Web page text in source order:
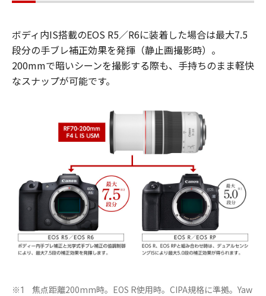
ボディ内IS搭載のEOS R5／R6に装着した場合は最大7.5
段分の手ブレ補正効果を発揮（静止画撮影時）。
200mmで暗いシーンを撮影する際も、手持ちのまま軽快
なスナップが可能です。
※1
焦点距離200mm時。EOS R使用時。CIPA規格に準拠。Yaw